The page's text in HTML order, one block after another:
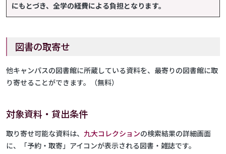
にもとづき、全学の経費による負担となります。
図書の取寄せ
他キャンパスの図書館に所蔵している資料を、最寄りの図書館に取
り寄せることができます。（無料）
対象資料・貸出条件
取り寄せ可能な資料は、 九大コレクションの検索結果の詳細画面
に、「予約・取寄」アイコンが表示される図書・雑誌です。